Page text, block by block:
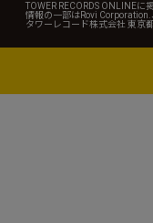
TOWER RECORDS ONLINE
情報の一部はRovi
タワーレコード株式会社 東京